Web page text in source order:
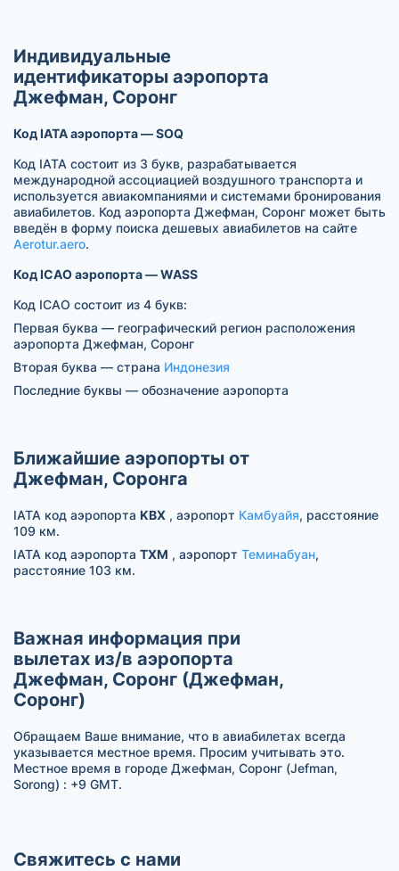
Индивидуальные
идентификаторы аэропорта
Джефман, Соронг
Код IATA аэропорта — SOQ
Код IATA состоит из 3 букв, разрабатывается
международной ассоциацией воздушного транспорта и
используется авиакомпаниями и системами бронирования
авиабилетов. Код аэропорта Джефман, Соронг может быть
введён в форму поиска дешевых авиабилетов на сайте
Aerotur.aero.
Код ICAO аэропорта — WASS
Код ICAO состоит из 4 букв:
Первая буква — географический регион расположения
аэропорта Джефман, Соронг
Вторая буква — страна Индонезия
Последние буквы — обозначение аэропорта
Ближайшие аэропорты от
Джефман, Соронга
IATA код аэропорта KBX , аэропорт Камбуайя, расстояние
109 км.
IATA код аэропорта TXM , аэропорт Теминабуан,
расстояние 103 км.
Важная информация при
вылетах из/в аэропорта
Джефман, Соронг (Джефман,
Соронг)
Обращаем Ваше внимание, что в авиабилетах всегда
указывается местное время. Просим учитывать это.
Местное время в городе Джефман, Соронг (Jefman,
Sorong) : +9 GMT.
Свяжитесь с нами